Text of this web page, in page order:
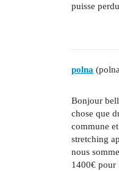
puisse
polna
Bonjour
chose que
commune
stretching
nous
1400€ pour